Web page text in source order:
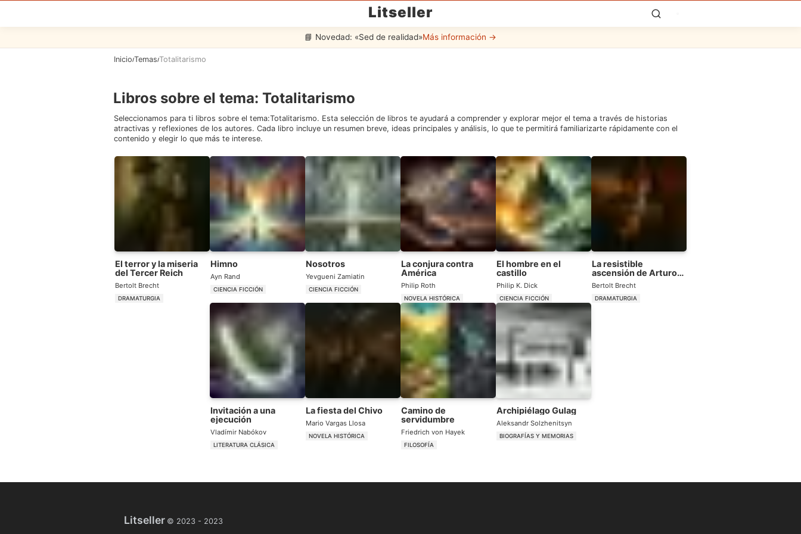
Litseller
📘 Novedad: «Sed de realidad»Más información →
Inicio/Temas/Totalitarismo
Libros sobre el tema: Totalitarismo
Seleccionamos para ti libros sobre el tema:Totalitarismo. Esta selección de libros te ayudará a comprender y explorar mejor el tema a través de historias
atractivas y reflexiones de los autores. Cada libro incluye un resumen breve, ideas principales y análisis, lo que te permitirá familiarizarte rápidamente con el
contenido y elegir lo que más te interese.
El terror y la miseria
del Tercer Reich
Bertolt Brecht
DRAMATURGIA
Himno
Ayn Rand
CIENCIA FICCIÓN
Nosotros
Yevgueni Zamiatin
CIENCIA FICCIÓN
La conjura contra
América
Philip Roth
NOVELA HISTÓRICA
El hombre en el
castillo
Philip K. Dick
CIENCIA FICCIÓN
La resistible
ascensión de Arturo
Ui
Bertolt Brecht
DRAMATURGIA
Invitación a una
ejecución
Vladímir Nabókov
LITERATURA CLÁSICA
La fiesta del Chivo
Mario Vargas Llosa
NOVELA HISTÓRICA
Camino de
servidumbre
Friedrich von Hayek
FILOSOFÍA
Archipiélago Gulag
Aleksandr Solzhenitsyn
BIOGRAFÍAS Y MEMORIAS
Litseller © 2023 - 2023